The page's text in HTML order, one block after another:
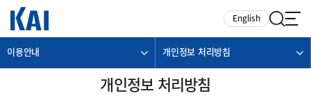
English
이용안내 개인정보 처리방침
개인정보 처리방침